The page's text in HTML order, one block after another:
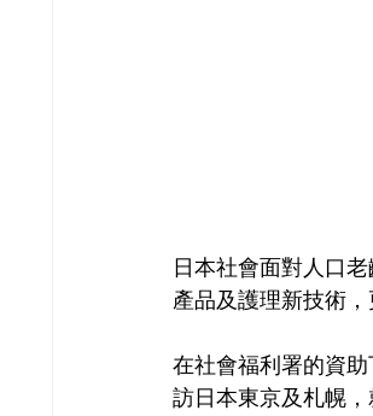
日本社會面對人口
產品及護理新技術
在社會福利署的資
訪日本東京及札幌